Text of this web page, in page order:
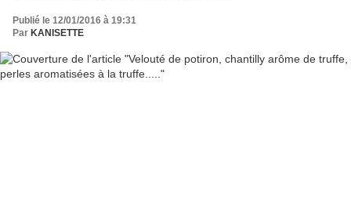
Publié le 12/01/2016 à 19:31
Par KANISETTE